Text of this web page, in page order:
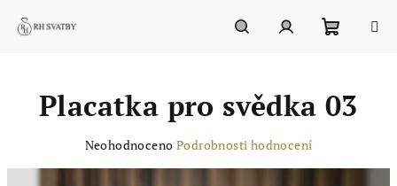
košík
Placatka pro svědka 03
Neohodnoceno Podrobnosti hodnocení